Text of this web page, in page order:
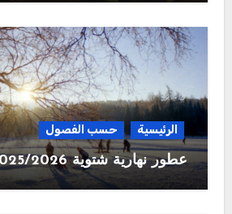
الرئيسية حسب الفصول
عطور نهارية شتوية 2025/2026